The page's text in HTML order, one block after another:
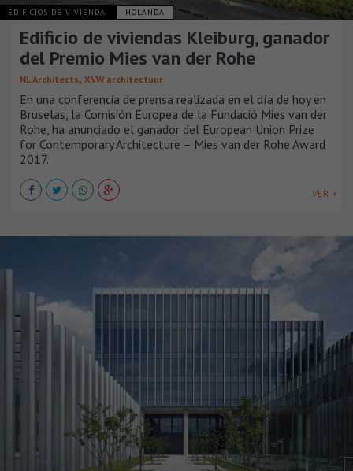
EDIFICIOS DE VIVIENDA HOLANDA
Edificio de viviendas Kleiburg, ganador
del Premio Mies van der Rohe
NL Architects, XVW architectuur
En una conferencia de prensa realizada en el día de hoy en
Bruselas, la Comisión Europea de la Fundació Mies van der
Rohe, ha anunciado el ganador del European Union Prize
for Contemporary Architecture – Mies van der Rohe Award
2017.
VER +